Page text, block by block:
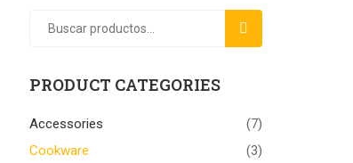
PRODUCT CATEGORIES
Accessories
(7)
Cookware
(3)